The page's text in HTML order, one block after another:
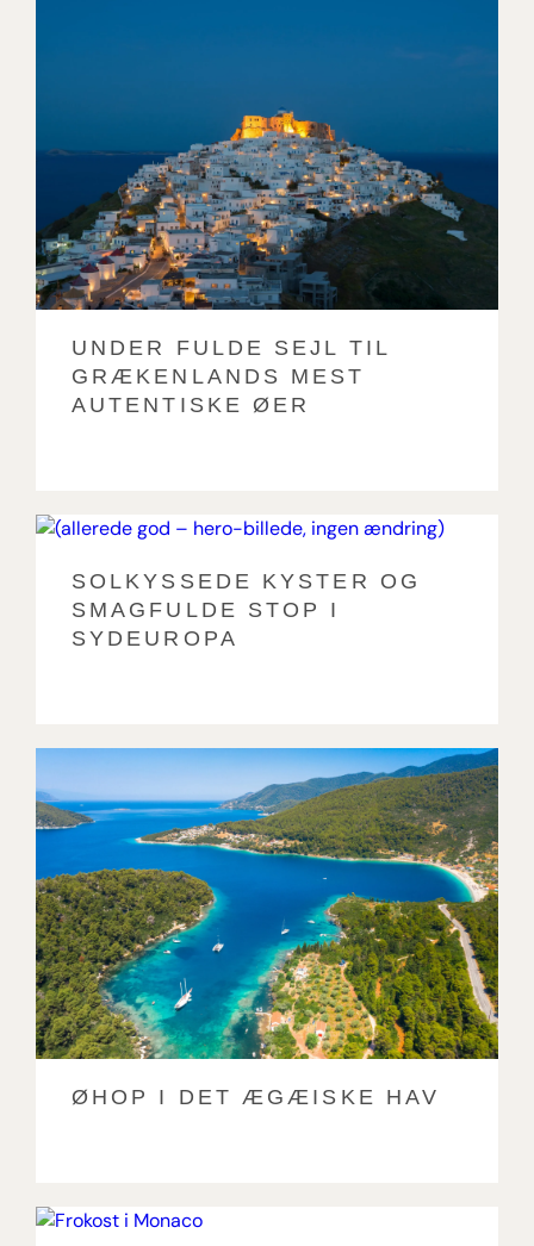
UNDER FULDE SEJL TIL
GRÆKENLANDS MEST
AUTENTISKE ØER
SOLKYSSEDE KYSTER OG
SMAGFULDE STOP I
SYDEUROPA
ØHOP I DET ÆGÆISKE HAV